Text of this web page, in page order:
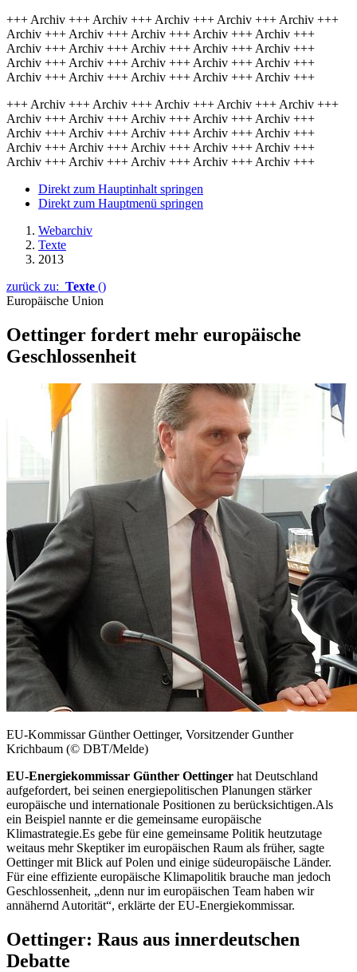
+++ Archiv +++ Archiv +++ Archiv +++ Archiv +++ Archiv +++
Archiv +++ Archiv +++ Archiv +++ Archiv +++ Archiv +++
Archiv +++ Archiv +++ Archiv +++ Archiv +++ Archiv +++
Archiv +++ Archiv +++ Archiv +++ Archiv +++ Archiv +++
Archiv +++ Archiv +++ Archiv +++ Archiv +++ Archiv +++
+++ Archiv +++ Archiv +++ Archiv +++ Archiv +++ Archiv +++
Archiv +++ Archiv +++ Archiv +++ Archiv +++ Archiv +++
Archiv +++ Archiv +++ Archiv +++ Archiv +++ Archiv +++
Archiv +++ Archiv +++ Archiv +++ Archiv +++ Archiv +++
Archiv +++ Archiv +++ Archiv +++ Archiv +++ Archiv +++
Direkt zum Hauptinhalt springen
Direkt zum Hauptmenü springen
Webarchiv
Texte
2013
zurück zu: Texte ()
Europäische Union
Oettinger fordert mehr europäische
Geschlossenheit
EU-Kommissar Günther Oettinger, Vorsitzender Gunther
Krichbaum (© DBT/Melde)
EU-Energiekommissar Günther Oettinger hat Deutschland
aufgefordert, bei seinen energiepolitischen Planungen stärker
europäische und internationale Positionen zu berücksichtigen.Als
ein Beispiel nannte er die gemeinsame europäische
Klimastrategie.Es gebe für eine gemeinsame Politik heutzutage
weitaus mehr Skeptiker im europäischen Raum als früher, sagte
Oettinger mit Blick auf Polen und einige südeuropäische Länder.
Für eine effiziente europäische Klimapolitik brauche man jedoch
Geschlossenheit, „denn nur im europäischen Team haben wir
annähernd Autorität“, erklärte der EU-Energiekommissar.
Oettinger: Raus aus innerdeutschen
Debatte